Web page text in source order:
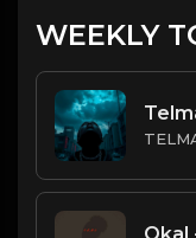
WEEKLY